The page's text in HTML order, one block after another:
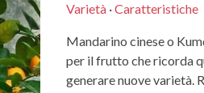
Varietà·Caratteristiche
Mandarino cinese o
per il frutto che ricorda
generare nuove varietà.